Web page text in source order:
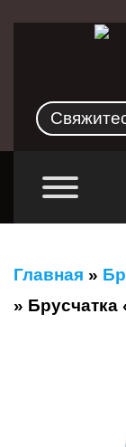
Главная »
» Брусчатка